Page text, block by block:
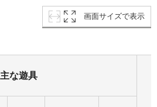
画面サイズで表示
主な遊具